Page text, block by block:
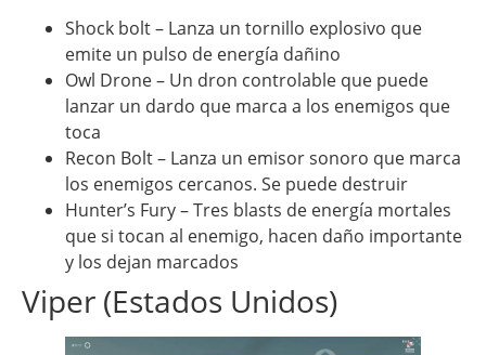
Shock bolt – Lanza un tornillo explosivo que
emite un pulso de energía dañino
Owl Drone – Un dron controlable que puede
lanzar un dardo que marca a los enemigos que
toca
Recon Bolt – Lanza un emisor sonoro que marca
los enemigos cercanos. Se puede destruir
Hunter’s Fury – Tres blasts de energía mortales
que si tocan al enemigo, hacen daño importante
y los dejan marcados
Viper (Estados Unidos)